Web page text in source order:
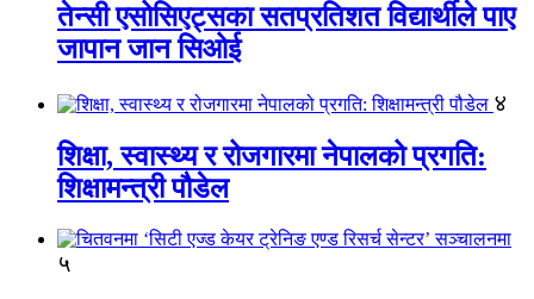
तेन्सी एसोसिएट्सका सतप्रतिशत विद्यार्थीले पाए
जापान जान सिओई
४
शिक्षा, स्वास्थ्य र रोजगारमा नेपालको प्रगति:
शिक्षामन्त्री पौडेल
५